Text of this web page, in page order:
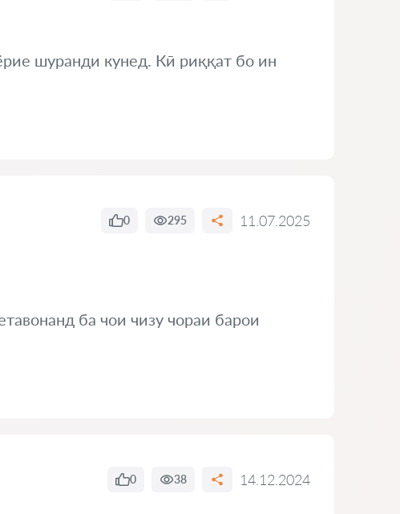
шуранди кунед. Кӣ риққат бо ин
0 295 11.07.2025
ба чои чизу чораи барои
0 38 14.12.2024